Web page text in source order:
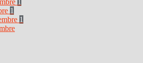
1
1
1